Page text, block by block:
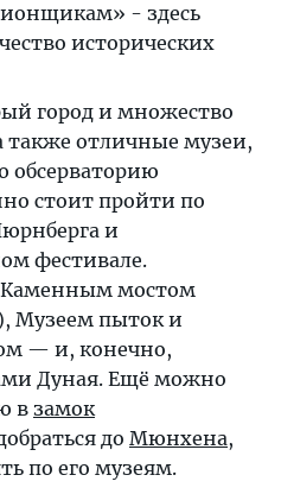
- здесь
исторических
город и множество
также отличные музеи,
обсерваторию
стоит пройти по
и
фестивале.
мостом
Музеем пыток и
— и, конечно,
Дуная. Ещё можно
в замок
до Мюнхена,
по его музеям.